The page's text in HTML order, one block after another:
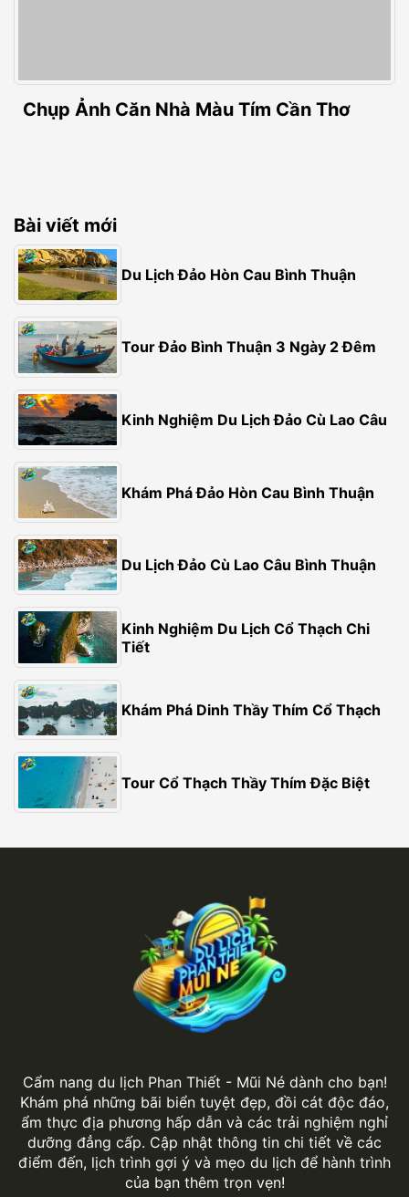
Chụp Ảnh Căn Nhà Màu Tím Cần Thơ
Bài viết mới
Du Lịch Đảo Hòn Cau Bình Thuận
Tour Đảo Bình Thuận 3 Ngày 2 Đêm
Kinh Nghiệm Du Lịch Đảo Cù Lao Câu
Khám Phá Đảo Hòn Cau Bình Thuận
Du Lịch Đảo Cù Lao Câu Bình Thuận
Kinh Nghiệm Du Lịch Cổ Thạch Chi
Tiết
Khám Phá Dinh Thầy Thím Cổ Thạch
Tour Cổ Thạch Thầy Thím Đặc Biệt
Cẩm nang du lịch Phan Thiết - Mũi Né dành cho bạn!
Khám phá những bãi biển tuyệt đẹp, đồi cát độc đáo,
ẩm thực địa phương hấp dẫn và các trải nghiệm nghỉ
dưỡng đẳng cấp. Cập nhật thông tin chi tiết về các
điểm đến, lịch trình gợi ý và mẹo du lịch để hành trình
của bạn thêm trọn vẹn!